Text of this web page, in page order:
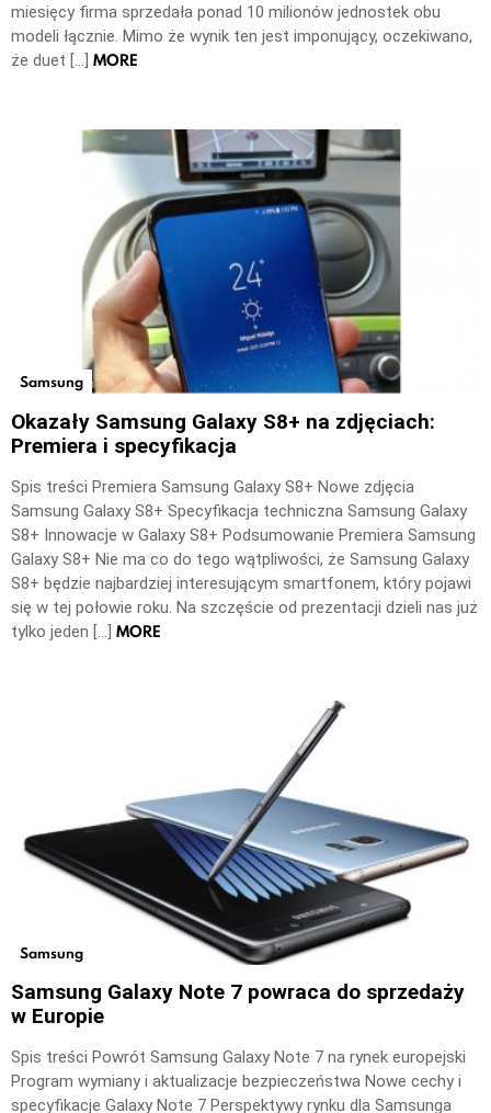
miesięcy firma sprzedała ponad 10 milionów jednostek obu
modeli łącznie. Mimo że wynik ten jest imponujący, oczekiwano,
że duet […] MORE
Samsung
Okazały Samsung Galaxy S8+ na zdjęciach:
Premiera i specyfikacja
Spis treści Premiera Samsung Galaxy S8+ Nowe zdjęcia
Samsung Galaxy S8+ Specyfikacja techniczna Samsung Galaxy
S8+ Innowacje w Galaxy S8+ Podsumowanie Premiera Samsung
Galaxy S8+ Nie ma co do tego wątpliwości, że Samsung Galaxy
S8+ będzie najbardziej interesującym smartfonem, który pojawi
się w tej połowie roku. Na szczęście od prezentacji dzieli nas już
tylko jeden […] MORE
Samsung
Samsung Galaxy Note 7 powraca do sprzedaży
w Europie
Spis treści Powrót Samsung Galaxy Note 7 na rynek europejski
Program wymiany i aktualizacje bezpieczeństwa Nowe cechy i
specyfikacje Galaxy Note 7 Perspektywy rynku dla Samsunga